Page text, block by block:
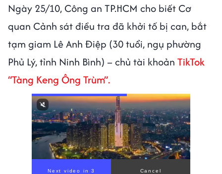
Ngày 25/10, Công an TP.HCM cho biết Cơ
quan Cảnh sát điều tra đã khởi tố bị can, bắt
tạm giam Lê Anh Điệp (30 tuổi, ngụ phường
Phủ Lý, tỉnh Ninh Bình) – chủ tài khoản TikTok
“Tàng Keng Ông Trùm”.
Next video in 1 Cancel